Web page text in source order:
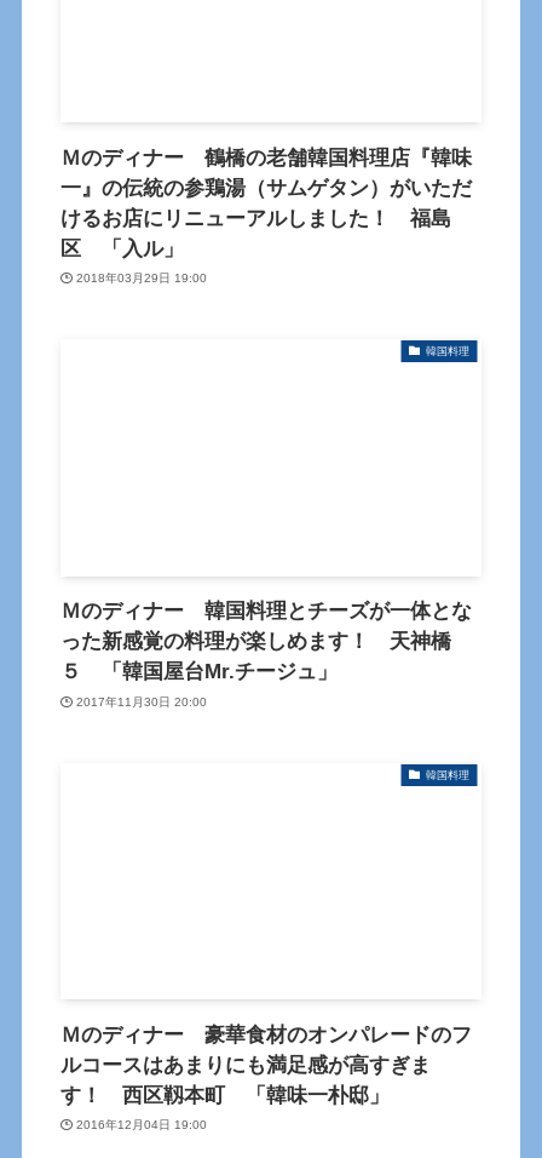
Ｍのディナー 鶴橋の老舗韓国料理店『韓味
一』の伝統の参鶏湯（サムゲタン）がいただ
けるお店にリニューアルしました！ 福島
区 「入ル」
2018年03月29日 19:00
韓国料理
Ｍのディナー 韓国料理とチーズが一体とな
った新感覚の料理が楽しめます！ 天神橋
５ 「韓国屋台Mr.チージュ」
2017年11月30日 20:00
韓国料理
Ｍのディナー 豪華食材のオンパレードのフ
ルコースはあまりにも満足感が高すぎま
す！ 西区靱本町 「韓味一朴邸」
2016年12月04日 19:00